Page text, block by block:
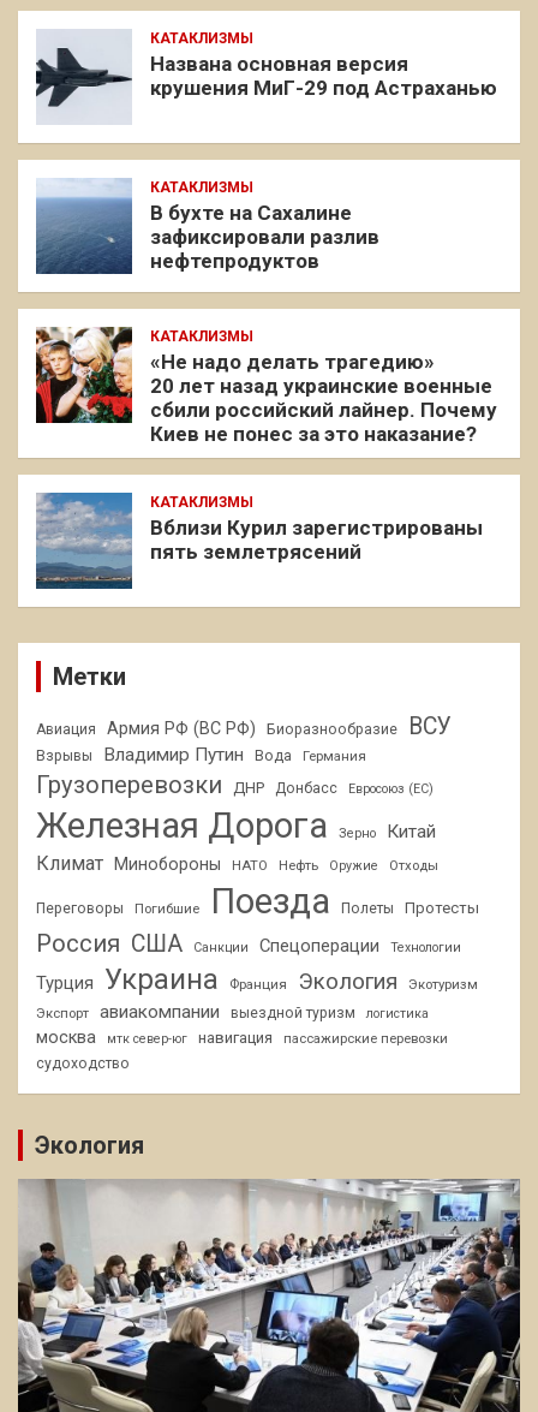
КАТАКЛИЗМЫ
Названа основная версия
крушения МиГ-29 под Астраханью
КАТАКЛИЗМЫ
В бухте на Сахалине
зафиксировали разлив
нефтепродуктов
КАТАКЛИЗМЫ
«Не надо делать трагедию»
20 лет назад украинские военные
сбили российский лайнер. Почему
Киев не понес за это наказание?
КАТАКЛИЗМЫ
Вблизи Курил зарегистрированы
пять землетрясений
Метки
Авиация Армия РФ (ВС РФ) Биоразнообразие ВСУ
Взрывы Владимир Путин Вода Германия
Грузоперевозки ДНР Донбасс Евросоюз (ЕС)
Железная Дорога Зерно Китай
Климат Минобороны НАТО Нефть Оружие Отходы
Переговоры Погибшие Поезда Полеты Протесты
Россия США Санкции Спецоперации Технологии
Турция Украина Франция Экология
Экотуризм
Экспорт
авиакомпании выездной туризм логистика
москва мтк север-юг навигация
пассажирские перевозки
судоходство
Экология